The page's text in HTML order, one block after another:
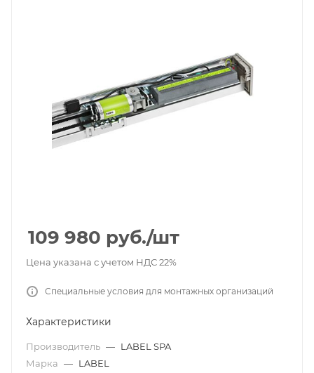
109 980 руб./шт
Цена указана с учетом НДС 22%
Специальные условия для монтажных организаций
Характеристики
Производитель — LABEL SPA
Марка — LABEL